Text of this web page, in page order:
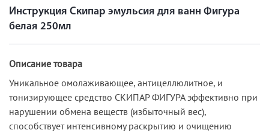
Инструкция Скипар эмульсия для ванн Фигура
белая 250мл
Описание товара
Уникальное омолаживающее, антицеллюлитное, и
тонизирующее средство СКИПАР ФИГУРА эффективно при
нарушении обмена веществ (избыточный вес),
способствует интенсивному раскрытию и очищению